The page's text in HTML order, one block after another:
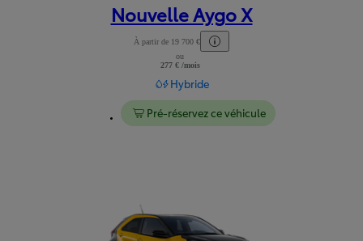
Nouvelle Aygo X
À partir de 19 700 €
ou
277 € /moisLire les mentions légales
Hybride
Pré-réservez ce véhicule